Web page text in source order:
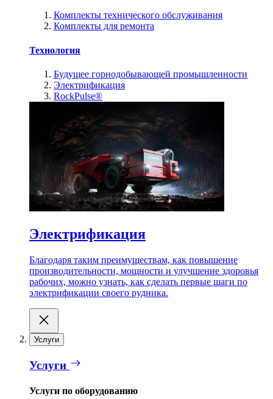
Комплекты технического обслуживания
Комплекты для ремонта
Технология
Будущее горнодобывающей промышленности
Электрификация
RockPulse®
Электрификация
Благодаря таким преимуществам, как повышение
производительности, мощности и улучшение здоровья
рабочих, можно узнать, как сделать первые шаги по
электрификации своего рудника.
Услуги
Услуги
Услуги по оборудованию